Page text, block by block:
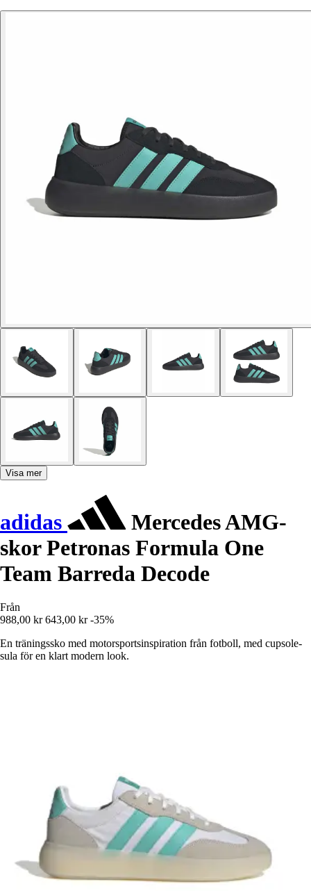
Visa mer
adidas
Mercedes AMG-
skor Petronas Formula One
Team Barreda Decode
Från
988,00 kr 643,00 kr -35%
En träningssko med motorsportsinspiration från fotboll, med cupsole-
sula för en klart modern look.